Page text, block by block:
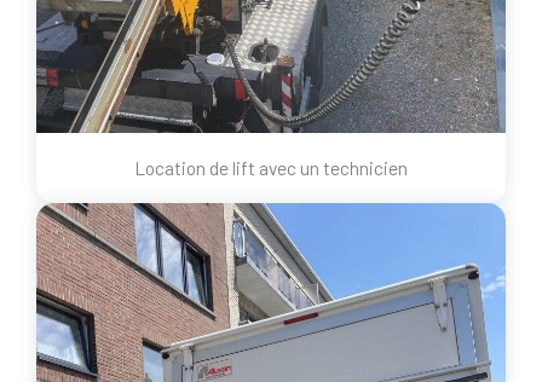
Location de lift avec un technicien